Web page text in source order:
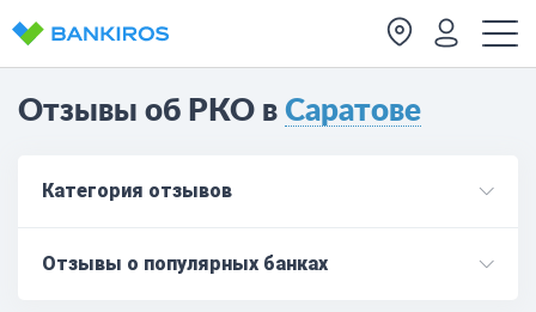
Отзывы об РКО в Саратове
Категория отзывов
Отзывы о популярных банках